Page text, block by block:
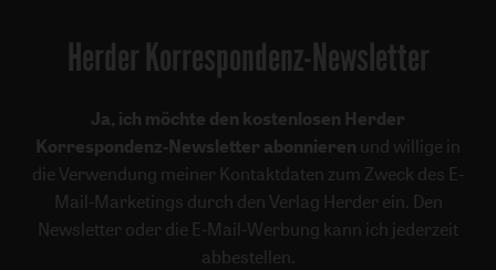
Herder Korrespondenz-Newsletter
Ja, ich möchte den kostenlosen Herder
Korrespondenz-Newsletter abonnieren und willige in
die Verwendung meiner Kontaktdaten zum Zweck des E-
Mail-Marketings durch den Verlag Herder ein. Den
Newsletter oder die E-Mail-Werbung kann ich jederzeit
abbestellen.